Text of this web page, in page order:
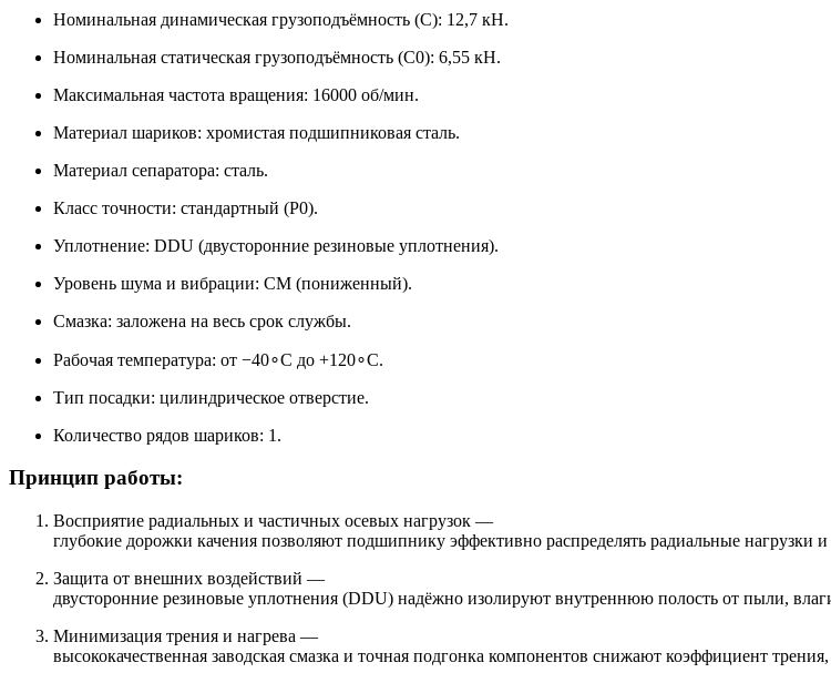
Номинальная динамическая грузоподъёмность (C): 12,7 кН.
Номинальная статическая грузоподъёмность (C0​): 6,55 кН.
Максимальная частота вращения: 16000 об/мин.
Материал шариков: хромистая подшипниковая сталь.
Материал сепаратора: сталь.
Класс точности: стандартный (P0).
Уплотнение: DDU (двусторонние резиновые уплотнения).
Уровень шума и вибрации: CM (пониженный).
Смазка: заложена на весь срок службы.
Рабочая температура: от −40∘C до +120∘C.
Тип посадки: цилиндрическое отверстие.
Количество рядов шариков: 1.
Принцип работы:
Восприятие радиальных и частичных осевых нагрузок —
глубокие дорожки качения позволяют подшипнику эффективно распределять радиальные нагрузки
Защита от внешних воздействий —
двусторонние резиновые уплотнения (DDU) надёжно изолируют внутреннюю полость от пыли,
Минимизация трения и нагрева —
высококачественная заводская смазка и точная подгонка компонентов снижают коэффициент